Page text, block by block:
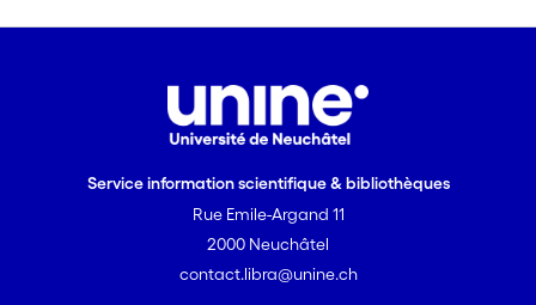
Service information scientifique & bibliothèques
Rue Emile-Argand 11
2000 Neuchâtel
contact.libra@unine.ch